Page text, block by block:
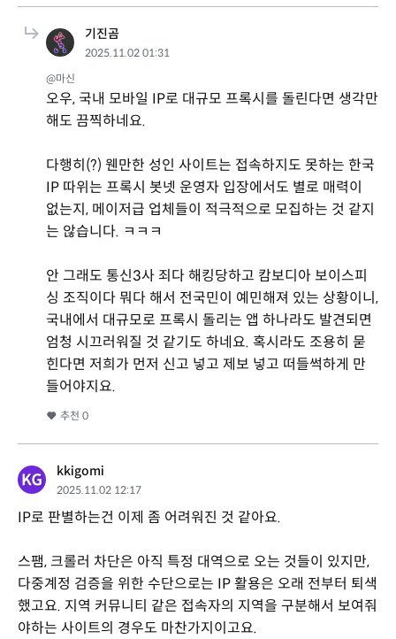
기진곰
2025.11.02 01:31
@마신
오우, 국내 모바일 IP로 대규모 프록시를 돌린다면 생각만
해도 끔찍하네요.
다행히(?) 웬만한 성인 사이트는 접속하지도 못하는 한국
IP 따위는 프록시 봇넷 운영자 입장에서도 별로 매력이
없는지, 메이저급 업체들이 적극적으로 모집하는 것 같지
는 않습니다. ㅋㅋㅋ
안 그래도 통신3사 죄다 해킹당하고 캄보디아 보이스피
싱 조직이다 뭐다 해서 전국민이 예민해져 있는 상황이니,
국내에서 대규모로 프록시 돌리는 앱 하나라도 발견되면
엄청 시끄러워질 것 같기도 하네요. 혹시라도 조용히 묻
힌다면 저희가 먼저 신고 넣고 제보 넣고 떠들썩하게 만
들어야지요.
추천 0
kkigomi
2025.11.02 12:17
IP로 판별하는건 이제 좀 어려워진 것 같아요.
스팸, 크롤러 차단은 아직 특정 대역으로 오는 것들이 있지만,
다중계정 검증을 위한 수단으로는 IP 활용은 오래 전부터 퇴색
했고요. 지역 커뮤니티 같은 접속자의 지역을 구분해서 보여줘
야하는 사이트의 경우도 마찬가지이고요.